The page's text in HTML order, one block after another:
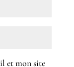
et mon site